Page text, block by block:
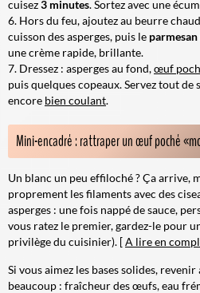
cuisez3 minutes. Sortez avec une
Hors du feu, ajoutez au beurre
cuisson des asperges, puis le
une crème rapide, brillante.
Dressez : asperges au fond,œuf
puis quelques copeaux. Servez tout de
encore bien coulant.
Mini-encadré : rattraper un œuf poché
Un blanc un peu effiloché ? Ça arrive,
proprement les filaments avec des
asperges : une fois nappé de sauce,
vous ratez le premier, gardez-le pour
privilège du cuisinier). [A lire en
Si vous aimez les bases solides,
beaucoup : fraîcheur des œufs, eau